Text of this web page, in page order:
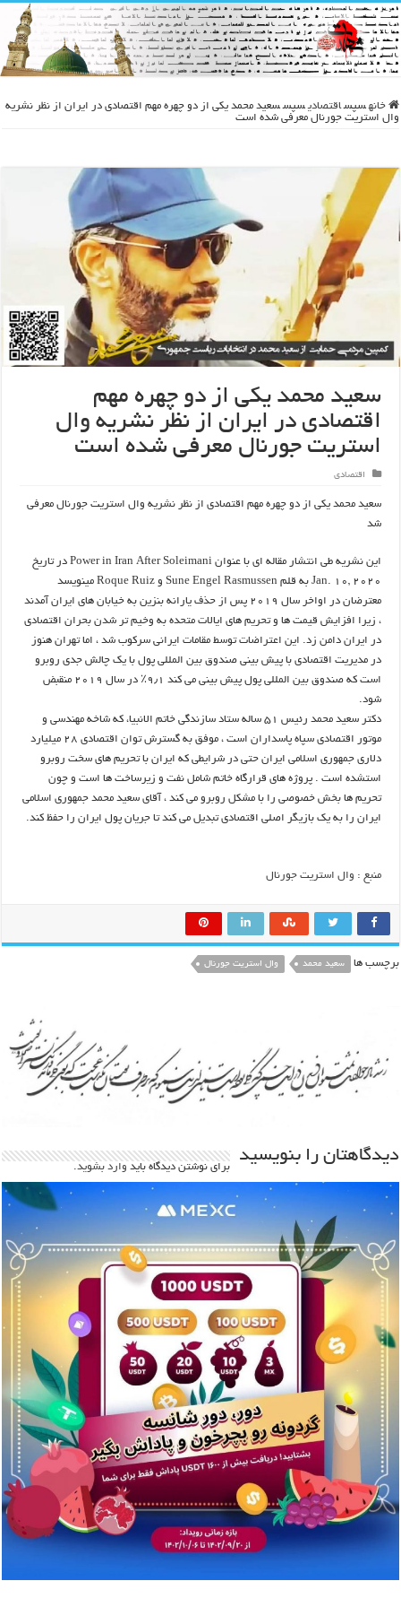
خانه سپس اقتصادی سپس سعید محمد یکی از دو چهره مهم اقتصادی در ایران از نظر نشریه
وال استریت جورنال معرفی شده است
سعید محمد یکی از دو چهره مهم
اقتصادی در ایران از نظر نشریه وال
استریت جورنال معرفی شده است
اقتصادی
سعید محمد یکی از دو چهره مهم اقتصادی از نظر نشریه وال استریت جورنال معرفی
شد
این نشریه طی انتشار مقاله ای با عنوان Power in Iran After Soleimani در تاریخ
Jan. 10, 2020 به قلم Sune Engel Rasmussen و Roque Ruiz مینویسد
معترضان در اواخر سال ۲۰۱۹ پس از حذف یارانه بنزین به خیابان های ایران آمدند
، زیرا افزایش قیمت ها و تحریم های ایالات متحده به وخیم تر شدن بحران اقتصادی
در ایران دامن زد. این اعتراضات توسط مقامات ایرانی سرکوب شد ، اما تهران هنوز
در مدیریت اقتصادی با پیش بینی صندوق بین المللی پول با یک چالش جدی روبرو
است که صندوق بین المللی پول پیش بینی می کند ۹٫۱٪ در سال ۲۰۱۹ منقبض
شود.
دکتر سعید محمد رئیس ۵۱ ساله ستاد سازندگی خاتم الانبیا، که شاخه مهندسی و
موتور اقتصادی سپاه پاسداران است ، موفق به گسترش توان اقتصادی ۲۸ میلیارد
دلاری جمهوری اسلامی ایران حتی در شرایطی که ایران با تحریم های سخت روبرو
استشده است . پروژه های قرارگاه خاتم شامل نفت و زیرساخت ها است و چون
تحریم ها بخش خصوصی را با مشکل روبرو می کند ، آقای سعید محمد جمهوری اسلامی
ایران را به یک بازیگر اصلی اقتصادی تبدیل می کند تا جریان پول ایران را حفظ کند.
منبع : وال استریت جورنال
برچسب ها سعید محمد وال استریت جورنال
دیدگاهتان را بنویسید
برای نوشتن دیدگاه باید وارد بشوید.